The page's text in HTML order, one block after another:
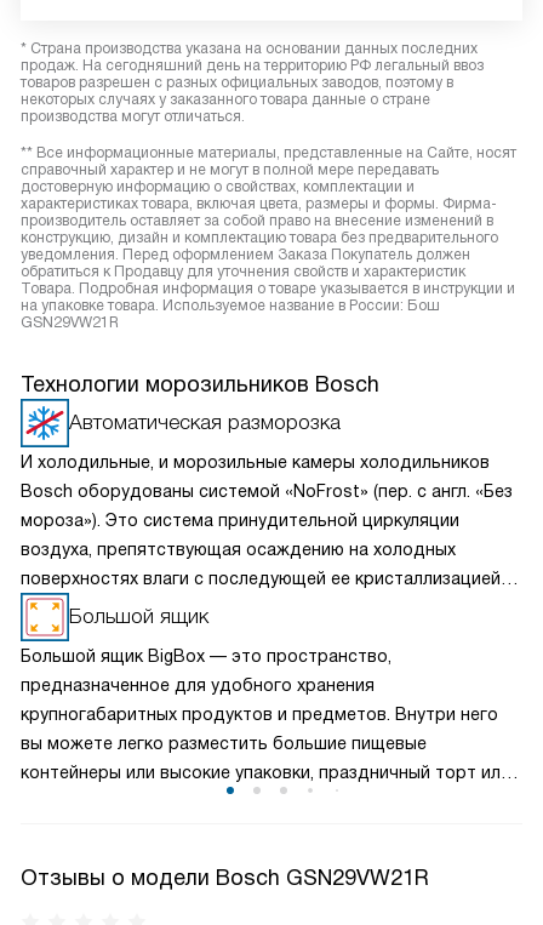
* Страна производства указана на основании данных последних
продаж. На сегодняшний день на территорию РФ легальный ввоз
товаров разрешен с разных официальных заводов, поэтому в
некоторых случаях у заказанного товара данные о стране
производства могут отличаться.
** Все информационные материалы, представленные на Сайте, носят
справочный характер и не могут в полной мере передавать
достоверную информацию о свойствах, комплектации и
характеристиках товара, включая цвета, размеры и формы. Фирма-
производитель оставляет за собой право на внесение изменений в
конструкцию, дизайн и комплектацию товара без предварительного
уведомления. Перед оформлением Заказа Покупатель должен
обратиться к Продавцу для уточнения свойств и характеристик
Товара. Подробная информация о товаре указывается в инструкции и
на упаковке товара. Используемое название в России: Бош
GSN29VW21R
Технологии морозильников Bosch
Автоматическая разморозка
И холодильные, и морозильные камеры холодильников
Bosch оборудованы системой «NoFrost» (пер. с англ. «Без
мороза»). Это система принудительной циркуляции
воздуха, препятствующая осаждению на холодных
поверхностях влаги с последующей ее кристаллизацией —
превращением в иней. Такие холодильники не требуют
периодического размораживания. При этом
подразумевается, что холодильник эксплуатируется
в нормальном режиме. Если же дверцу агрегата подолгу
держать распахнутой при каждом открытии, испаритель
все-таки может обледенеть. В таком случае
автоматического оттаивания может оказаться
Большой ящик
Большой ящик BigBox — это пространство,
предназначенное для удобного хранения
крупногабаритных продуктов и предметов. Внутри него
вы можете легко разместить большие пищевые
контейнеры или высокие упаковки, праздничный торт или
разных размеров.
Отзывы о модели Bosch GSN29VW21R